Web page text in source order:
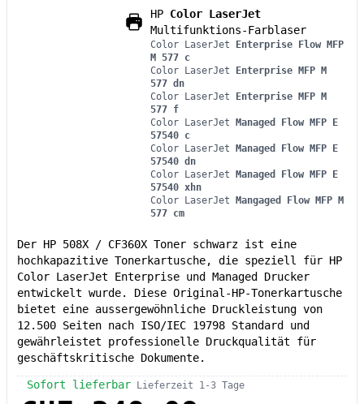
HP Color LaserJet
Multifunktions-Farblaser
Color LaserJet Enterprise Flow MFP
M 577 c
Color LaserJet Enterprise MFP M
577 dn
Color LaserJet Enterprise MFP M
577 f
Color LaserJet Managed Flow MFP E
57540 c
Color LaserJet Managed Flow MFP E
57540 dn
Color LaserJet Managed Flow MFP E
57540 xhn
Color LaserJet Mangaged Flow MFP M
577 cm
Der HP 508X / CF360X Toner schwarz ist eine
hochkapazitive Tonerkartusche, die speziell für HP
Color LaserJet Enterprise und Managed Drucker
entwickelt wurde. Diese Original-HP-Tonerkartusche
bietet eine aussergewöhnliche Druckleistung von
12.500 Seiten nach ISO/IEC 19798 Standard und
gewährleistet professionelle Druckqualität für
geschäftskritische Dokumente.
Sofort lieferbar Lieferzeit 1-3 Tage